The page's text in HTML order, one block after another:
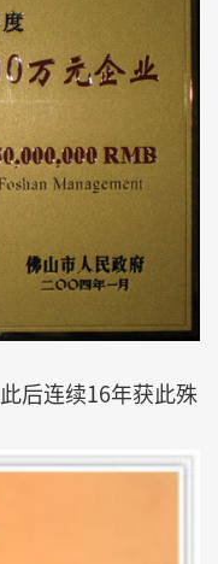
后连续16年获此殊